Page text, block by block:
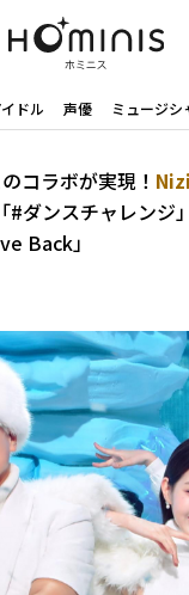
ドル 声優 ミュージシ
コラボが実現！
#ダンスチャレンジ
Back」